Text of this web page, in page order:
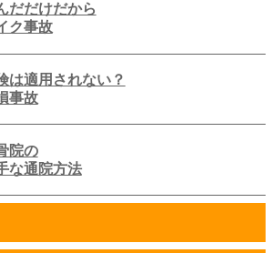
だだけだから
ク事故
は適用されない？
事故
院の
な通院方法
to expand contents